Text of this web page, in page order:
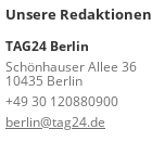
Unsere
TAG24 Berlin
Schönhauser Allee 36
10435 Berlin
+49 30 120880900
berlin@tag24.de